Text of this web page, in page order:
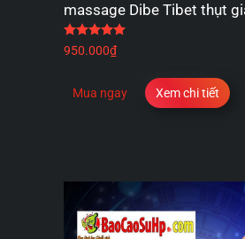
massage Dibe Tibet thụt
950.000₫
Mua ngay Xem chi tiết